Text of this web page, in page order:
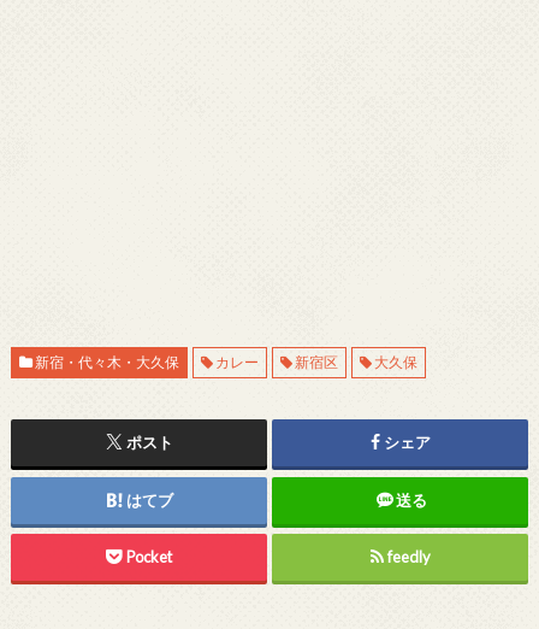
新宿・代々木・大久保 カレー 新宿区 大久保
ポスト シェア
はてブ 送る
Pocket feedly